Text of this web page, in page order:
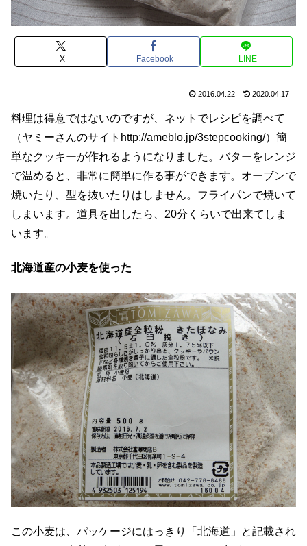
X Facebook LINE
2016.04.22 2020.04.17
料理は得意ではないのですが、ネットでレシピを調べて
（ヤミーさんのサイトhttp://ameblo.jp/3stepcooking/）簡
単なクッキーが作れるようになりました。バターをレンジ
で温めると、非常に簡単に作る事ができます。オーブンで
焼いたり、型を抜いたりはしません。フライパンで焼いて
しまいます。道具を出したら、20分くらいで出来てしま
います。
北海道産の小麦を使った
この小麦は、パッケージにはっきり「北海道」と記載され